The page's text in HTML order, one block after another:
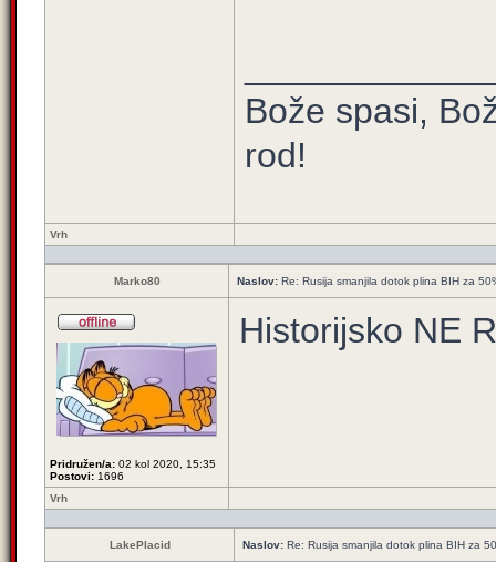
Bože spasi,
rod!
Vrh
Marko80 Naslov: Re: Rusija smanjila dotok plina BIH za
Pridružen/a: 02 kol 2020, 15:35
Postovi: 1696
Historijsko NE
Vrh
LakePlacid Naslov: Re: Rusija smanjila dotok plina BIH za